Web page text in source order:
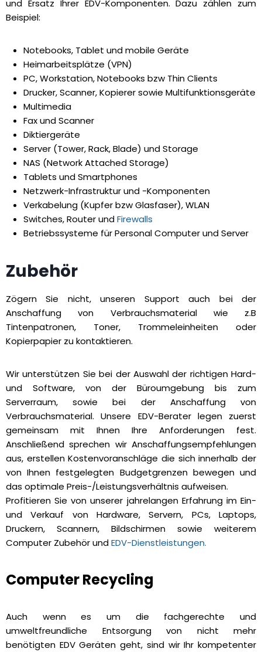
und Ersatz Ihrer EDV-Komponenten. Dazu zählen zum
Beispiel:
Notebooks, Tablet und mobile Geräte
Heimarbeitsplätze (VPN)
PC, Workstation, Notebooks bzw Thin Clients
Drucker, Scanner, Kopierer sowie Multifunktionsgeräte
Multimedia
Fax und Scanner
Diktiergeräte
Server (Tower, Rack, Blade) und Storage
NAS (Network Attached Storage)
Tablets und Smartphones
Netzwerk-Infrastruktur und -Komponenten
Verkabelung (Kupfer bzw Glasfaser), WLAN
Switches, Router undFirewalls
Betriebssysteme für Personal Computer und Server
Zubehör
Zögern Sie nicht, unseren Support auch bei der
Anschaffung von Verbrauchsmaterial wie z.B
Tintenpatronen, Toner, Trommeleinheiten oder
Kopierpapier zu kontaktieren.
Wir unterstützen Sie bei der Auswahl der richtigen Hard-
und Software, von der Büroumgebung bis zum
Serverraum, sowie bei der Anschaffung von
Verbrauchsmaterial. Unsere EDV-Berater legen zuerst
gemeinsam mit Ihnen Ihre Anforderungen fest.
Anschließend sprechen wir Anschaffungsempfehlungen
aus, erstellen Kostenvoranschläge die sich innerhalb der
von Ihnen festgelegten Budgetgrenzen bewegen und
das optimale Preis-/Leistungsverhältnis aufweisen.
Profitieren Sie von unserer jahrelangen Erfahrung im Ein-
und Verkauf von Hardware, Servern, PCs, Laptops,
Druckern, Scannern, Bildschirmen sowie weiterem
Computer Zubehör undEDV-Dienstleistungen.
Computer Recycling
Auch wenn es um die fachgerechte und
umweltfreundliche Entsorgung von nicht mehr
benötigten EDV Geräten geht, sind wir Ihr kompetenter